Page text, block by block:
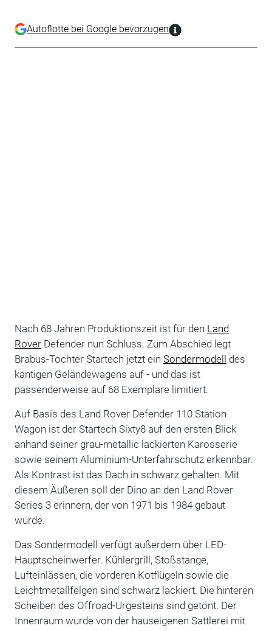
Autoflotte bei Google bevorzugen
Nach 68 Jahren Produktionszeit ist für den Land
RoverDefender nun Schluss. Zum Abschied legt
Brabus-Tochter Startech jetzt ein Sondermodell des
kantigen Geländewagens auf - und das ist
passenderweise auf 68 Exemplare limitiert.
Auf Basis des Land Rover Defender 110 Station
Wagon ist der Startech Sixty8 auf den ersten Blick
anhand seiner grau-metallic lackierten Karosserie
sowie seinem Aluminium-Unterfahrschutz erkennbar.
Als Kontrast ist das Dach in schwarz gehalten. Mit
diesem Äußeren soll der Dino an den Land Rover
Series 3 erinnern, der von 1971 bis 1984 gebaut
wurde.
Das Sondermodell verfügt außerdem über LED-
Hauptscheinwerfer. Kühlergrill, Stoßstange,
Lufteinlässen, die vorderen Kotflügeln sowie die
Leichtmetallfelgen sind schwarz lackiert. Die hinteren
Scheiben des Offroad-Urgesteins sind getönt. Der
Innenraum wurde von der hauseigenen Sattlerei mit